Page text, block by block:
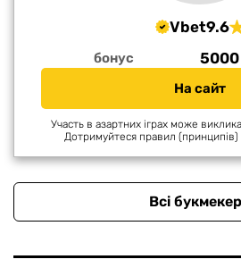
Vbet9.6
бонус 5000
На сайт
Участь в азартних іграх може
Дотримуйтеся правил (принципів)
Всі